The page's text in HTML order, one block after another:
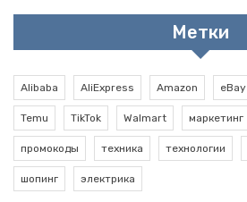
Метки
Alibaba AliExpress Amazon eBay
Temu TikTok Walmart маркетинг
промокоды техника технологии
шопинг электрика